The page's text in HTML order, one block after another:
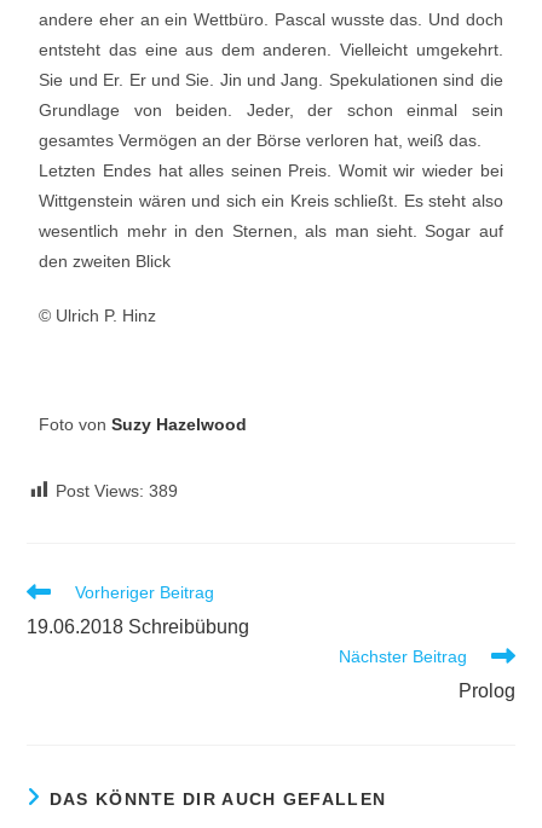
andere eher an ein Wettbüro. Pascal wusste das. Und doch
entsteht das eine aus dem anderen. Vielleicht umgekehrt.
Sie und Er. Er und Sie. Jin und Jang. Spekulationen sind die
Grundlage von beiden. Jeder, der schon einmal sein
gesamtes Vermögen an der Börse verloren hat, weiß das.
Letzten Endes hat alles seinen Preis. Womit wir wieder bei
Wittgenstein wären und sich ein Kreis schließt. Es steht also
wesentlich mehr in den Sternen, als man sieht. Sogar auf
den zweiten Blick
© Ulrich P. Hinz
Foto vonSuzy Hazelwood
Post Views: 389
Vorheriger Beitrag
19.06.2018 Schreibübung
Nächster Beitrag
Prolog
DAS KÖNNTE DIR AUCH GEFALLEN